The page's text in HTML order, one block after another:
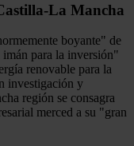
La Mancha
boyante" de
para la inversión"
renovable para la
investigación y
región se consagra
merced a su "gran